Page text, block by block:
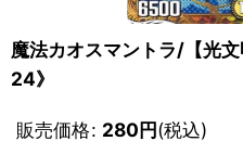
魔法カオスマントラ/【光
24》
販売価格: 280円(税込)